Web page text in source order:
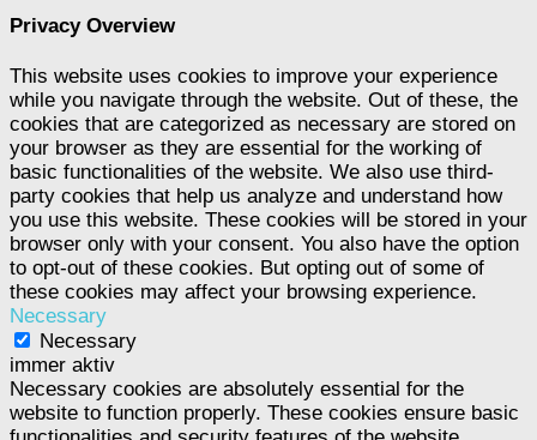
Privacy Overview
This website uses cookies to improve your experience
while you navigate through the website. Out of these, the
cookies that are categorized as necessary are stored on
your browser as they are essential for the working of
basic functionalities of the website. We also use third-
party cookies that help us analyze and understand how
you use this website. These cookies will be stored in your
browser only with your consent. You also have the option
to opt-out of these cookies. But opting out of some of
these cookies may affect your browsing experience.
Necessary
Necessary
immer aktiv
Necessary cookies are absolutely essential for the
website to function properly. These cookies ensure basic